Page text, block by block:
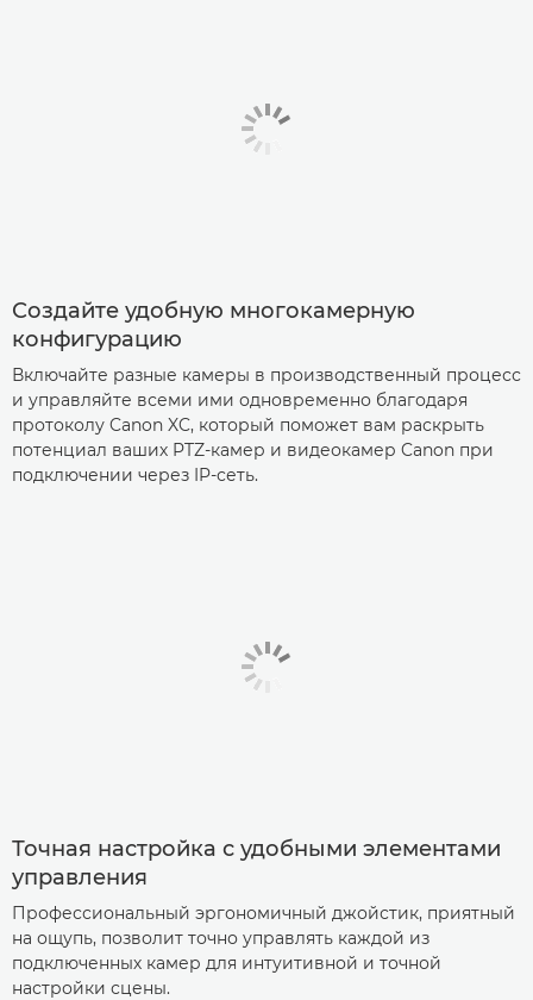
Создайте удобную многокамерную
конфигурацию
Включайте разные камеры в производственный процесс
и управляйте всеми ими одновременно благодаря
протоколу Canon XC, который поможет вам раскрыть
потенциал ваших PTZ-камер и видеокамер Canon при
подключении через IP-сеть.
Точная настройка с удобными элементами
управления
Профессиональный эргономичный джойстик, приятный
на ощупь, позволит точно управлять каждой из
подключенных камер для интуитивной и точной
настройки сцены.